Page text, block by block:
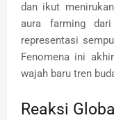
dan ikut
aura farming
representasi
Fenomena ini
wajah baru tren
Reaksi